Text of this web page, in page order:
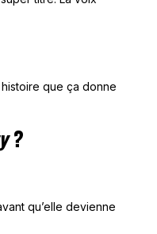
que ça donne
?
qu’elle devienne